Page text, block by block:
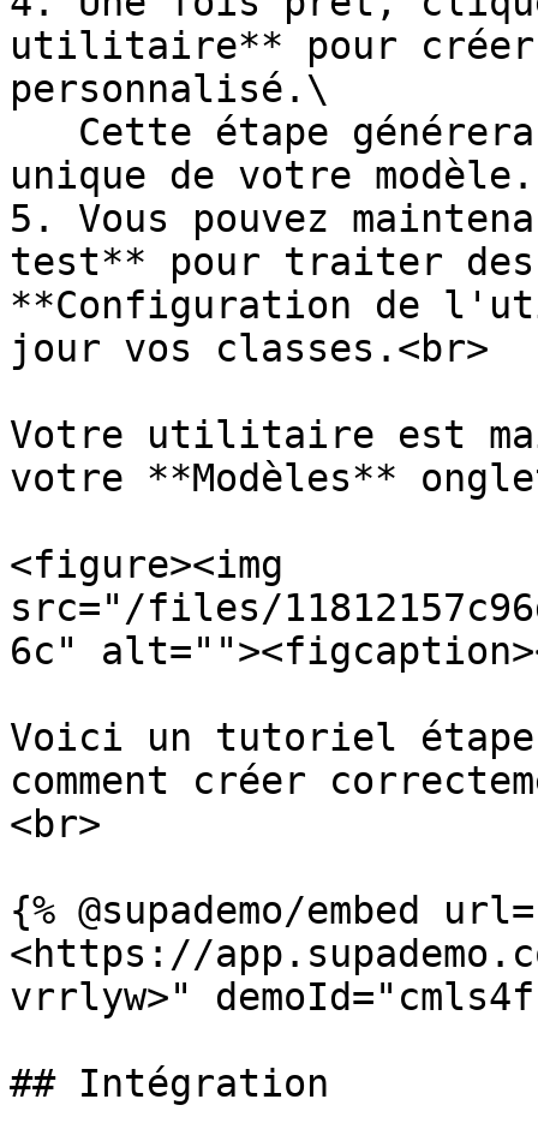
utilitaire** pour créer
personnalisé.\
unique de votre modèle.
5. Vous pouvez
test** pour traiter
**Configuration de
jour vos classes.<br>
Votre utilitaire est
votre **Modèles**
<figure><img
src="/files/
6c"
Voici un tutoriel étape
comment créer
<br>
{% @supademo/embed
<https://
vrrlyw>"
## Intégration